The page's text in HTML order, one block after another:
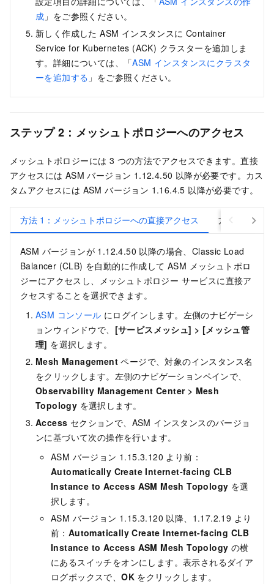
成 」をご参照ください。
新しく作成した ASM インスタンスに Container
Service for Kubernetes (ACK) クラスターを追加しま
す。詳細については、「ASM インスタンスにクラスタ
ーを追加する 」をご参照ください。
ステップ 2：メッシュトポロジーへのアクセス
メッシュトポロジーには 3 つの方法でアクセスできます。直接
アクセスには ASM バージョン 1.12.4.50 以降が必要です。カス
タムアクセスには ASM バージョン 1.16.4.5 以降が必要です。
方法 1：メッシュトポロジーへの直接アクセス 方法 2：ASM
ASM バージョンが 1.12.4.50 以降の場合、Classic Load
Balancer (CLB) を自動的に作成して ASM メッシュトポロ
ジーにアクセスし、メッシュトポロジー サービスに直接ア
クセスすることを選択できます。
ASM コンソール にログインします。左側のナビゲーシ
ョンウィンドウで、 [サービスメッシュ] > [メッシュ管
理] を選択します。
Mesh Management ページで、対象のインスタンス名
をクリックします。左側のナビゲーションペインで、
Observability Management Center> Mesh
Topology を選択します。
Access セクションで、ASM インスタンスのバージョ
ンに基づいて次の操作を行います。
ASM バージョン 1.15.3.120 より前：
Automatically Create Internet-facing CLB
Instance to Access ASM Mesh Topology を選
択します。
ASM バージョン 1.15.3.120 以降、1.17.2.19 より
前： Automatically Create Internet-facing CLB
Instance to Access ASM Mesh Topology の横
にあるスイッチをオンにします。表示されるダイア
ログボックスで、OK をクリックします。